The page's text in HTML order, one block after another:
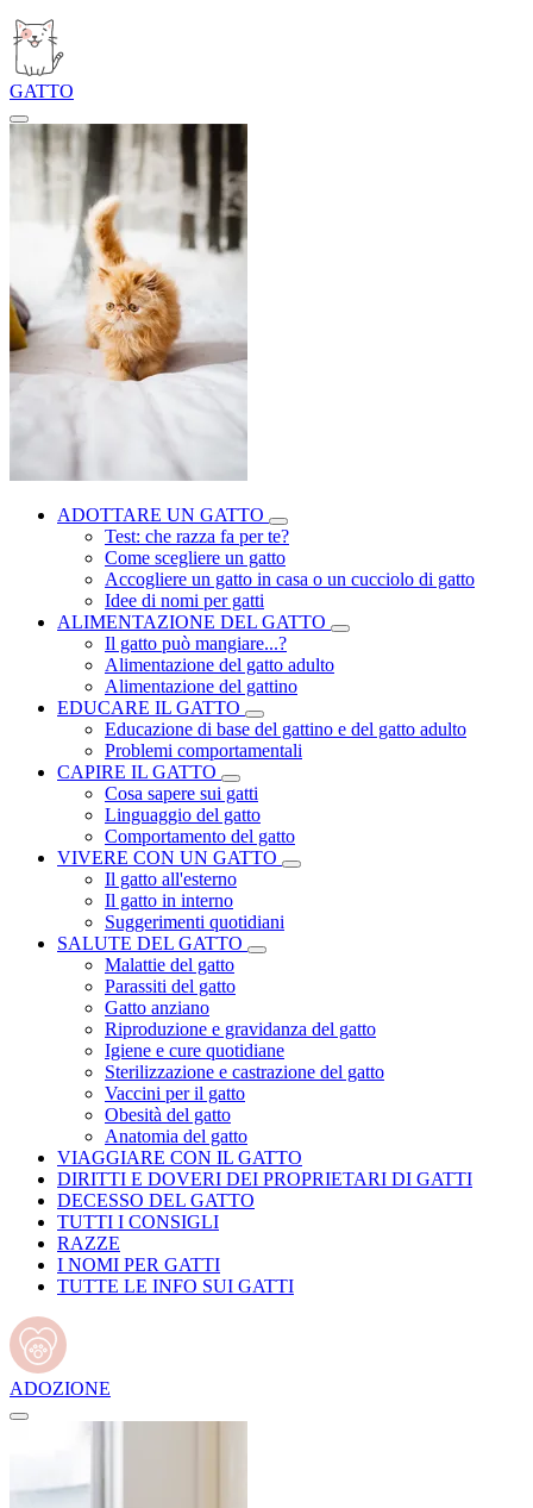
GATTO
ADOTTARE UN GATTO
Test: che razza fa per te?
Come scegliere un gatto
Accogliere un gatto in casa o un cucciolo di gatto
Idee di nomi per gatti
ALIMENTAZIONE DEL GATTO
Il gatto può mangiare...?
Alimentazione del gatto adulto
Alimentazione del gattino
EDUCARE IL GATTO
Educazione di base del gattino e del gatto adulto
Problemi comportamentali
CAPIRE IL GATTO
Cosa sapere sui gatti
Linguaggio del gatto
Comportamento del gatto
VIVERE CON UN GATTO
Il gatto all'esterno
Il gatto in interno
Suggerimenti quotidiani
SALUTE DEL GATTO
Malattie del gatto
Parassiti del gatto
Gatto anziano
Riproduzione e gravidanza del gatto
Igiene e cure quotidiane
Sterilizzazione e castrazione del gatto
Vaccini per il gatto
Obesità del gatto
Anatomia del gatto
VIAGGIARE CON IL GATTO
DIRITTI E DOVERI DEI PROPRIETARI DI GATTI
DECESSO DEL GATTO
TUTTI I CONSIGLI
RAZZE
I NOMI PER GATTI
TUTTE LE INFO SUI GATTI
ADOZIONE